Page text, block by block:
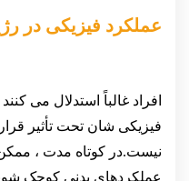
عملکرد فیزیکی در
افراد غالباً استدلال می
فیزیکی شان تحت تأثیر
نیست.در کوتاه مدت ،
عملکردهای بدنی کوچک